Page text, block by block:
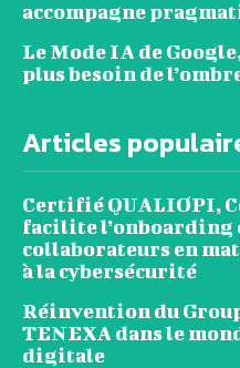
accompagne
Le Mode IA de
plus besoin de
Articles
Certifié QUALIOPI,
facilite l’onboarding
collaborateurs en
à la cybersécurité
Réinvention du
TENEXA dans le
digitale